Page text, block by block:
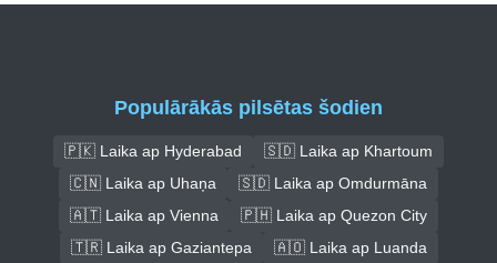
Populārākās pilsētas šodien
🇵🇰 Laika ap Hyderabad
🇸🇩 Laika ap Khartoum
🇨🇳 Laika ap Uhaņa
🇸🇩 Laika ap Omdurmāna
🇦🇹 Laika ap Vienna
🇵🇭 Laika ap Quezon City
🇹🇷 Laika ap Gaziantepa
🇦🇴 Laika ap Luanda